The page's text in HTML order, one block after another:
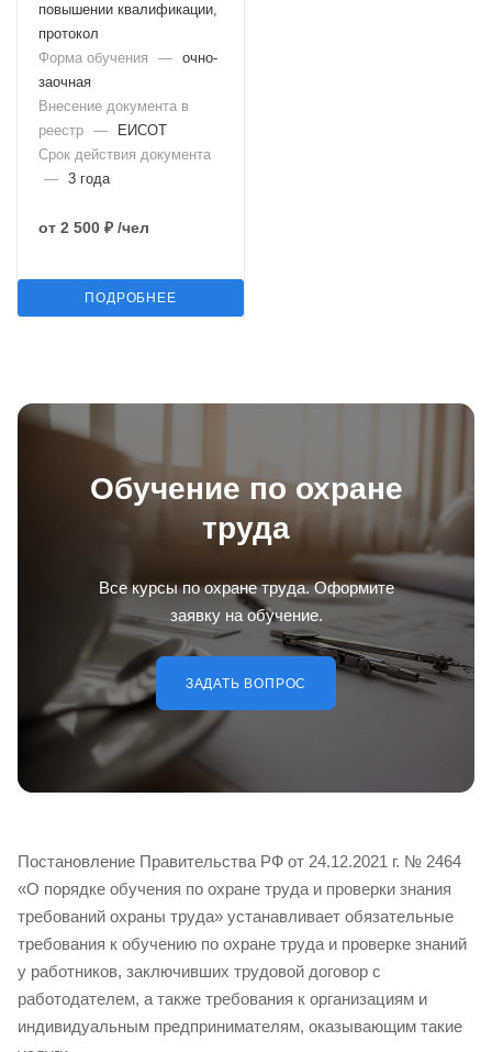
повышении квалификации,
протокол
Форма обучения
— очно-
заочная
Внесение документа в
реестр —
ЕИСОТ
Срок действия документа
— 3 года
от 2 500 ₽ /чел
ПОДРОБНЕЕ
Обучение по охране
труда
Все курсы по охране труда. Оформите
заявку на обучение.
ЗАДАТЬ ВОПРОС
Постановление Правительства РФ от 24.12.2021 г. № 2464
«О порядке обучения по охране труда и проверки знания
требований охраны труда» устанавливает обязательные
требования к обучению по охране труда и проверке знаний
у работников, заключивших трудовой договор с
работодателем, а также требования к организациям и
индивидуальным предпринимателям, оказывающим такие